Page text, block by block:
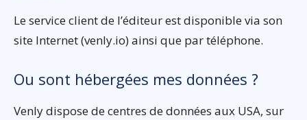
Le service client de l’éditeur est disponible via son
site Internet (venly.io) ainsi que par téléphone.
Ou sont hébergées mes données ?
Venly dispose de centres de données aux USA, sur